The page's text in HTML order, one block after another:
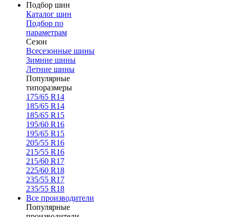
Подбор шин
Каталог шин
Подбор по
параметрам
Сезон
Всесезонные шины
Зимние шины
Летние шины
Популярные
типоразмеры
175/65 R14
185/65 R14
185/65 R15
195/60 R16
195/65 R15
205/55 R16
215/55 R16
215/60 R17
225/60 R18
235/55 R17
235/55 R18
Все производители
Популярные